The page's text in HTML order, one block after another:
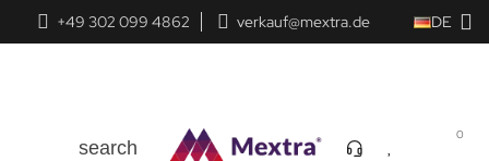
+49 302 099 4862 verkauf@mextra.de DE
search
0